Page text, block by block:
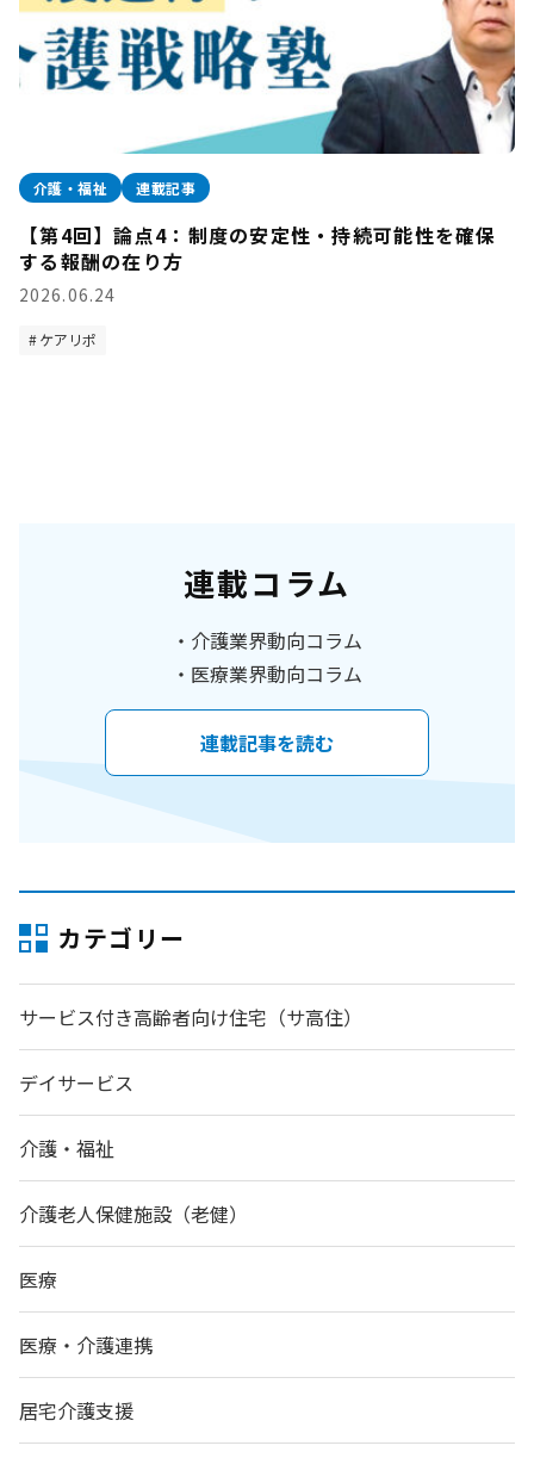
介護・福祉 連載記事
【第4回】論点4：制度の安定性・持続可能性を確保
する報酬の在り方
2026.06.24
ケアリポ
連載コラム
介護業界動向コラム
医療業界動向コラム
連載記事を読む
カテゴリー
サービス付き高齢者向け住宅（サ高住）
デイサービス
介護・福祉
介護老人保健施設（老健）
医療
医療・介護連携
居宅介護支援